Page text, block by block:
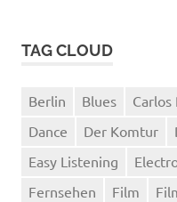
TAG CLOUD
Berlin Blues Carlos
Dance
Der Komtur
Easy Listening
Fernsehen
Film